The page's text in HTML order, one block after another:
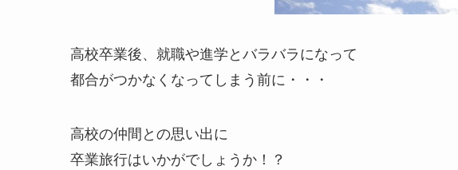
高校卒業後、就職や進学とバラバラになって
都合がつかなくなってしまう前に・・・
高校の仲間との思い出に
卒業旅行はいかがでしょうか！？